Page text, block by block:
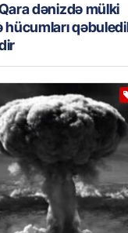
dənizdə mülki
hücumları